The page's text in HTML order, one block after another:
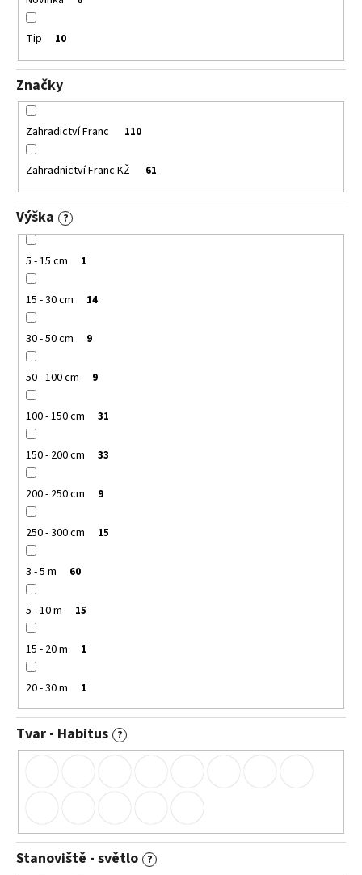
Tip 10
Značky
Zahradictví Franc 110
Zahradnictví Franc KŽ 61
Výška ?
5 - 15 cm 1
15 - 30 cm 14
30 - 50 cm 9
50 - 100 cm 9
100 - 150 cm 31
150 - 200 cm 33
200 - 250 cm 9
250 - 300 cm 15
3 - 5 m 60
5 - 10 m 15
15 - 20 m 1
20 - 30 m 1
Tvar - Habitus ?
Stanoviště - světlo ?